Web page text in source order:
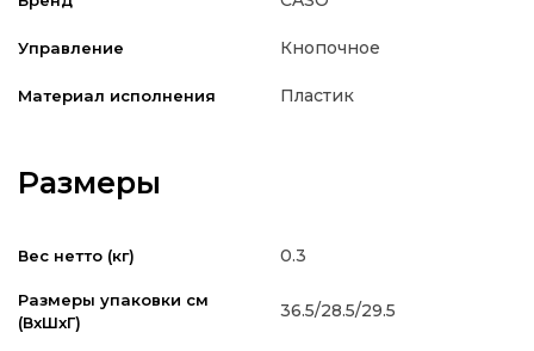
Управление Кнопочное
Материал исполнения Пластик
Размеры
Вес нетто (кг) 0.3
Размеры упаковки см
(ВxШxГ)
36.5/28.5/29.5